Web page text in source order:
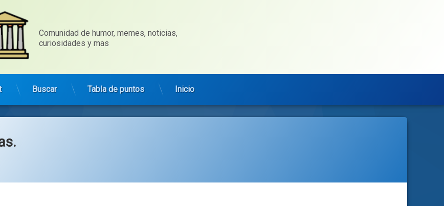
Comunidad de humor, memes, noticias,
curiosidades y mas
Buscar Tabla de puntos Inicio